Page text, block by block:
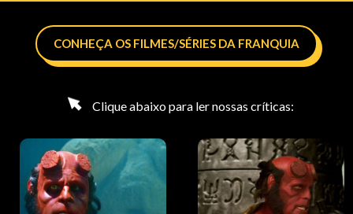
CONHEÇA OS FILMES/SÉRIES DA FRANQUIA
Clique abaixo para ler nossas críticas: